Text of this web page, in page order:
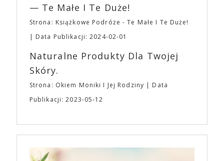
— Te Małe I Te Duże!
Strona: Książkowe Podróże - Te Małe I Te Duże!
Data Publikacji: 2024-02-01
Naturalne Produkty Dla Twojej
Skóry.
Strona: Okiem Moniki I Jej Rodziny
Data
Publikacji: 2023-05-12